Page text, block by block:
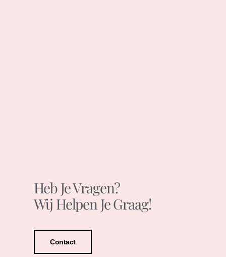
Heb Je Vragen?
Wij Helpen Je Graag!
Contact